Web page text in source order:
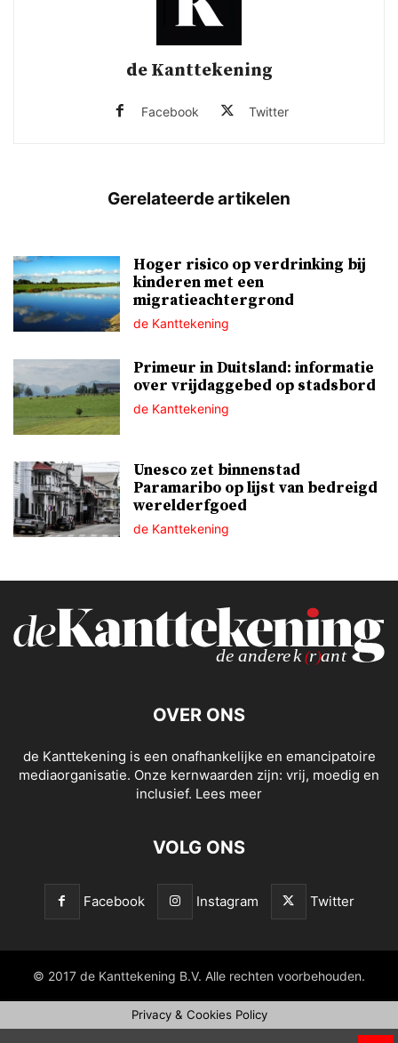
de Kanttekening
Facebook Twitter
Hoger risico op verdrinking bij
kinderen met een
migratieachtergrond
de Kanttekening
Primeur in Duitsland: informatie
over vrijdaggebed op stadsbord
de Kanttekening
Unesco zet binnenstad
Paramaribo op lijst van bedreigd
werelderfgoed
de Kanttekening
OVER ONS
de Kanttekening is een onafhankelijke en emancipatoire
mediaorganisatie. Onze kernwaarden zijn: vrij, moedig en
inclusief. Lees meer
VOLG ONS
Facebook Instagram Twitter
© 2017 de Kanttekening B.V. Alle rechten voorbehouden.
Privacy & Cookies Policy